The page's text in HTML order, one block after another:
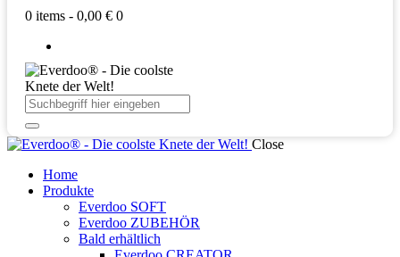
0 items - 0,00 € 0
Close
Home
Produkte
Everdoo SOFT
Everdoo ZUBEHÖR
Bald erhältlich